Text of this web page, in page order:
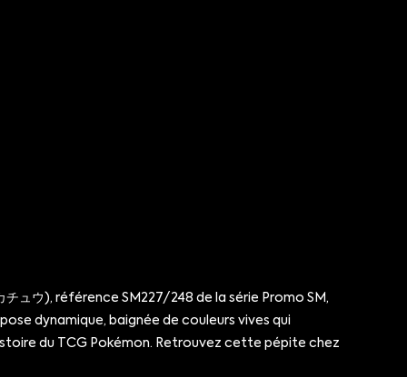
ウ), référence SM227/248 de la série Promo SM,
dynamique, baignée de couleurs vives qui
du TCG Pokémon. Retrouvez cette pépite chez